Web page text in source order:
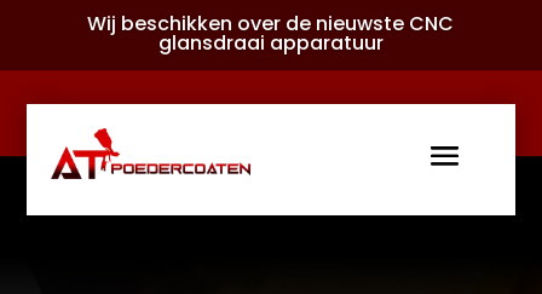
Wij beschikken over de nieuwste CNC
glansdraai apparatuur